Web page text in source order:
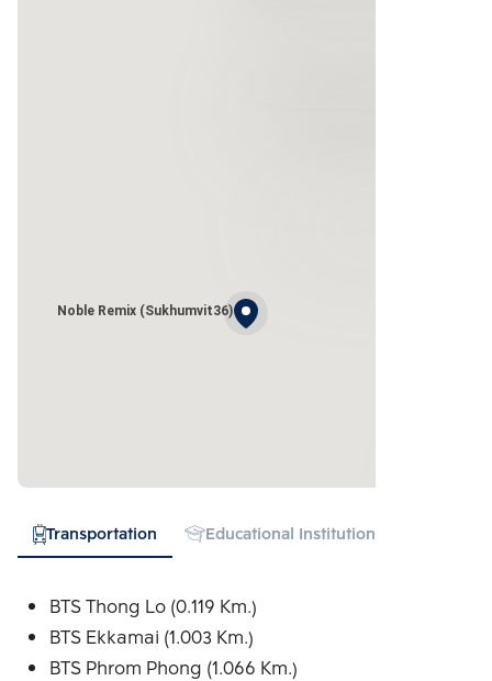
Noble Remix (Sukhumvit36)
Transportation Educational Institution
BTS Thong Lo (0.119 Km.)
BTS Ekkamai (1.003 Km.)
BTS Phrom Phong (1.066 Km.)